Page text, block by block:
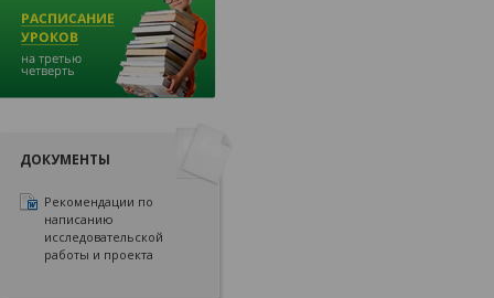
ДОКУМЕНТЫ
Рекомендации по
написанию
исследовательской
работы и проекта